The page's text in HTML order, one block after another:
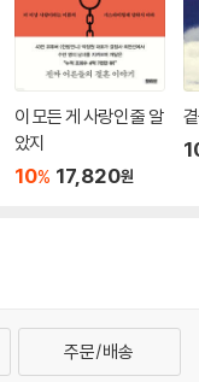
이 모든 게 사랑인 줄 알
았지
10% 17,820원
주문/배송